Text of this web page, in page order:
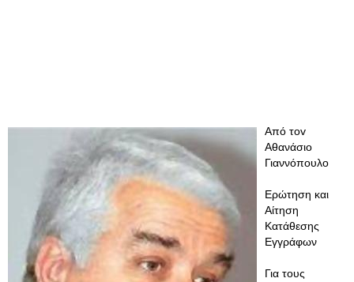
Από τοv
Αθανάσιο
Γιαννόπουλο
Ερώτηση και
Αίτηση
Κατάθεσης
Εγγράφων
Για τους